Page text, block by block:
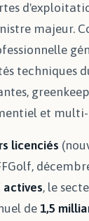
majeur.
techniques
et
licenciés
, le
de 1,5